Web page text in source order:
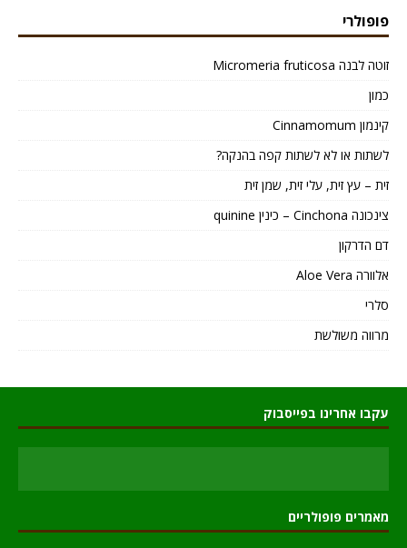
פופולרי
זוטה לבנה Micromeria fruticosa
כמון
קינמון Cinnamomum
לשתות או לא לשתות קפה בהנקה?
זית – עץ זית, עלי זית, שמן זית
צינכונה Cinchona – כינין quinine
דם הדרקון
אלוורה Aloe Vera
סלרי
מרווה משולשת
עקבו אחרינו בפייסבוק
מאמרים פופולריים